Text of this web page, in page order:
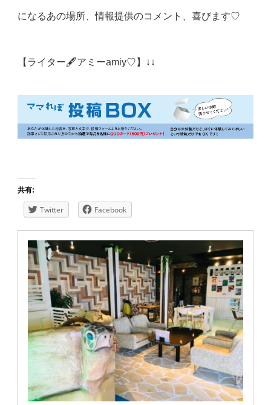
になるあの場所、情報提供のコメント、喜びます♡
【ライター🖋アミーamiy♡】↓↓
共有:
Twitter Facebook